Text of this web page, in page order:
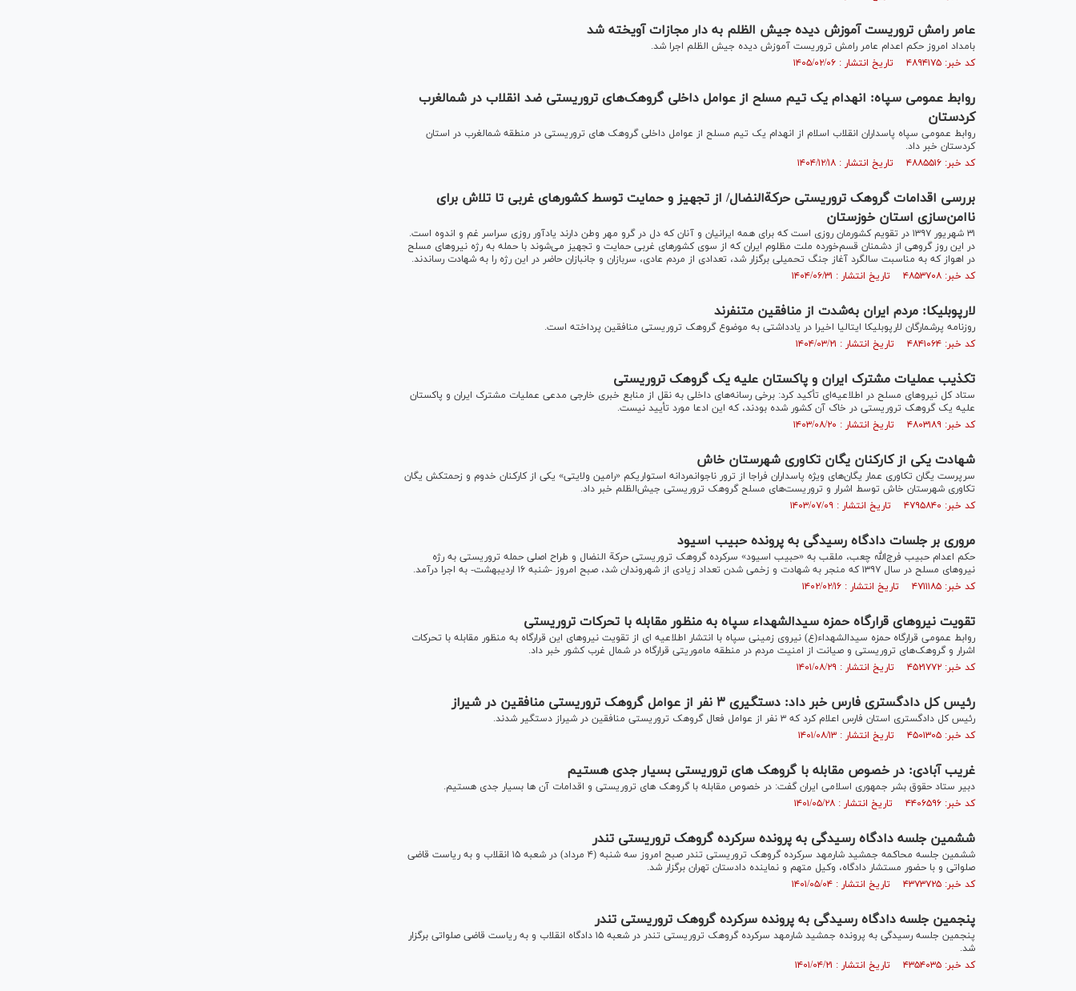
عامر رامش تروریست آموزش دیده جیش الظلم به دار مجازات آویخته شد
بامداد امروز حکم اعدام عامر رامش تروریست آموزش دیده جیش الظلم اجرا شد.
کد خبر: ۴۸۹۴۱۷۵ تاریخ انتشار : ۱۴۰۵/۰۲/۰۶
روابط عمومی سپاه: انهدام یک تیم مسلح از عوامل داخلی گروهک‌های تروریستی ضد انقلاب در شمالغرب
کردستان
روابط عمومی سپاه پاسداران انقلاب اسلام از انهدام یک تیم مسلح از عوامل داخلی گروهک های تروریستی در منطقه شمالغرب در استان
کردستان خبر داد.
کد خبر: ۴۸۸۵۵۱۶ تاریخ انتشار : ۱۴۰۴/۱۲/۱۸
بررسی اقدامات گروهک تروریستی حرکةالنضال/ از تجهیز و حمایت توسط کشور‌های غربی تا تلاش برای
ناامن‌سازی استان خوزستان
۳۱ شهریور ۱۳۹۷ در تقویم کشورمان روزی است که برای همه ایرانیان و آنان که دل در گرو مهر وطن دارند یادآور روزی سراسر غم و اندوه است.
در این روز گروهی از دشمنان قسم‌خورده ملت مظلوم ایران که از سوی کشور‌های غربی حمایت و تجهیز می‌شوند با حمله به رژه نیرو‌های مسلح
در اهواز که به مناسبت سالگرد آغاز جنگ تحمیلی برگزار شد، تعدادی از مردم عادی، سربازان و جانبازان حاضر در این رژه را به شهادت رساندند.
کد خبر: ۴۸۵۳۷۰۸ تاریخ انتشار : ۱۴۰۴/۰۶/۳۱
لارپوبلیکا: مردم ایران به‌شدت از منافقین متنفرند
روزنامه پرشمارگان لارپوبلیکا ایتالیا اخیرا در یادداشتی به موضوع گروهک تروریستی منافقین پرداخته است.
کد خبر: ۴۸۴۱۰۶۴ تاریخ انتشار : ۱۴۰۴/۰۳/۲۱
تکذیب عملیات مشترک ایران و پاکستان علیه یک گروهک تروریستی
ستاد کل نیرو‌های مسلح در اطلاعیه‌ای تأکید کرد: برخی رسانه‌های داخلی به نقل از منابع خبری خارجی مدعی عملیات مشترک ایران و پاکستان
علیه یک گروهک تروریستی در خاک آن کشور شده بودند، که این ادعا مورد تأیید نیست.
کد خبر: ۴۸۰۳۱۸۹ تاریخ انتشار : ۱۴۰۳/۰۸/۲۰
شهادت یکی از کارکنان یگان تکاوری شهرستان خاش
سرپرست یگان تکاوری عمار یگان‌های ویژه پاسداران فراجا از ترور ناجوانمردانه استواریکم «رامین ولایتی» یکی از کارکنان خدوم و زحمتکش یگان
تکاوری شهرستان خاش توسط اشرار و تروریست‌های مسلح گروهک تروریستی جیش‌الظلم خبر داد.
کد خبر: ۴۷۹۵۸۴۰ تاریخ انتشار : ۱۴۰۳/۰۷/۰۹
مروری بر جلسات دادگاه رسیدگی به پرونده حبیب اسیود
حکم اعدام حبیب فرج‌الله چعب، ملقب به «حبیب اسیود» سرکرده گروهک تروریستی حرکة النضال و طراح اصلی حمله تروریستی به رژه
نیرو‌های مسلح در سال ۱۳۹۷ که منجر به شهادت و زخمی شدن تعداد زیادی از شهروندان شد، صبح امروز -شنبه ۱۶ اردیبهشت- به اجرا درآمد.
کد خبر: ۴۷۱۱۱۸۵ تاریخ انتشار : ۱۴۰۲/۰۲/۱۶
تقویت نیروهای قرارگاه حمزه سیدالشهداء سپاه به منظور مقابله با تحرکات تروریستی
روابط عمومی قرارگاه حمزه سیدالشهداء(ع) نیروی زمینی سپاه با انتشار اطلاعیه ای از تقویت نیروهای این قرارگاه به منظور مقابله با تحرکات
اشرار و گروهک‌های تروریستی و صیانت از امنیت مردم در منطقه ماموریتی قرارگاه در شمال غرب کشور خبر داد.
کد خبر: ۴۵۲۱۷۷۲ تاریخ انتشار : ۱۴۰۱/۰۸/۲۹
رئیس کل دادگستری فارس خبر داد: دستگیری ۳ نفر از عوامل گروهک تروریستی منافقین در شیراز
رئیس کل دادگستری استان فارس اعلام کرد که ۳ نفر از عوامل فعال گروهک تروریستی منافقین در شیراز دستگیر شدند.
کد خبر: ۴۵۰۱۳۰۵ تاریخ انتشار : ۱۴۰۱/۰۸/۱۳
غریب آبادی: در خصوص مقابله با گروهک های تروریستی بسیار جدی هستیم
دبیر ستاد حقوق بشر جمهوری اسلامی ایران گفت: در خصوص مقابله با گروهک های تروریستی و اقدامات آن ها بسیار جدی هستیم.
کد خبر: ۴۴۰۶۵۹۶ تاریخ انتشار : ۱۴۰۱/۰۵/۲۸
ششمین جلسه دادگاه رسیدگی به پرونده سرکرده گروهک تروریستی تندر
ششمین جلسه محاکمه جمشید شارمهد سرکرده گروهک تروریستی تندر صبح امروز سه شنبه (۴ مرداد) در شعبه ۱۵ انقلاب و به ریاست قاضی
صلواتی و با حضور مستشار دادگاه، وکیل متهم و نماینده دادستان تهران برگزار شد.
کد خبر: ۴۳۷۳۷۲۵ تاریخ انتشار : ۱۴۰۱/۰۵/۰۴
پنجمین جلسه دادگاه رسیدگی به پرونده سرکرده گروهک تروریستی تندر
پنجمین جلسه رسیدگی به پرونده جمشید شارمهد سرکرده گروهک تروریستی تندر در شعبه ۱۵ دادگاه انقلاب و به ریاست قاضی صلواتی برگزار
شد.
کد خبر: ۴۳۵۴۰۳۵ تاریخ انتشار : ۱۴۰۱/۰۴/۲۱